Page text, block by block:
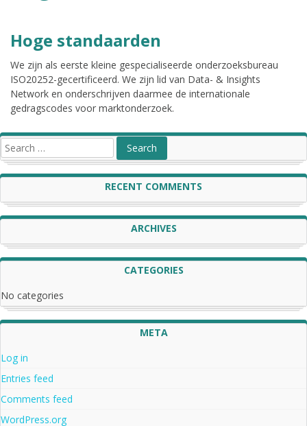
Hoge standaarden
We zijn als eerste kleine gespecialiseerde onderzoeksbureau
ISO20252-gecertificeerd. We zijn lid van Data- & Insights
Network en onderschrijven daarmee de internationale
gedragscodes voor marktonderzoek.
RECENT COMMENTS
ARCHIVES
CATEGORIES
No categories
META
Log in
Entries feed
Comments feed
WordPress.org